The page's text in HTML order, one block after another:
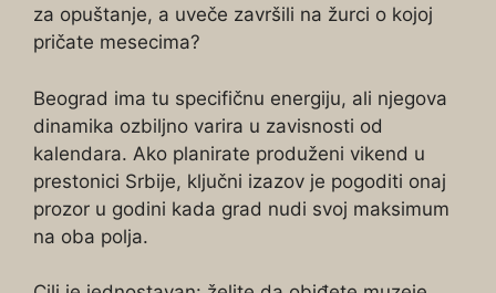
za opuštanje, a uveče završili na žurci o kojoj
pričate mesecima?
Beograd ima tu specifičnu energiju, ali njegova
dinamika ozbiljno varira u zavisnosti od
kalendara. Ako planirate produženi vikend u
prestonici Srbije, ključni izazov je pogoditi onaj
prozor u godini kada grad nudi svoj maksimum
na oba polja.